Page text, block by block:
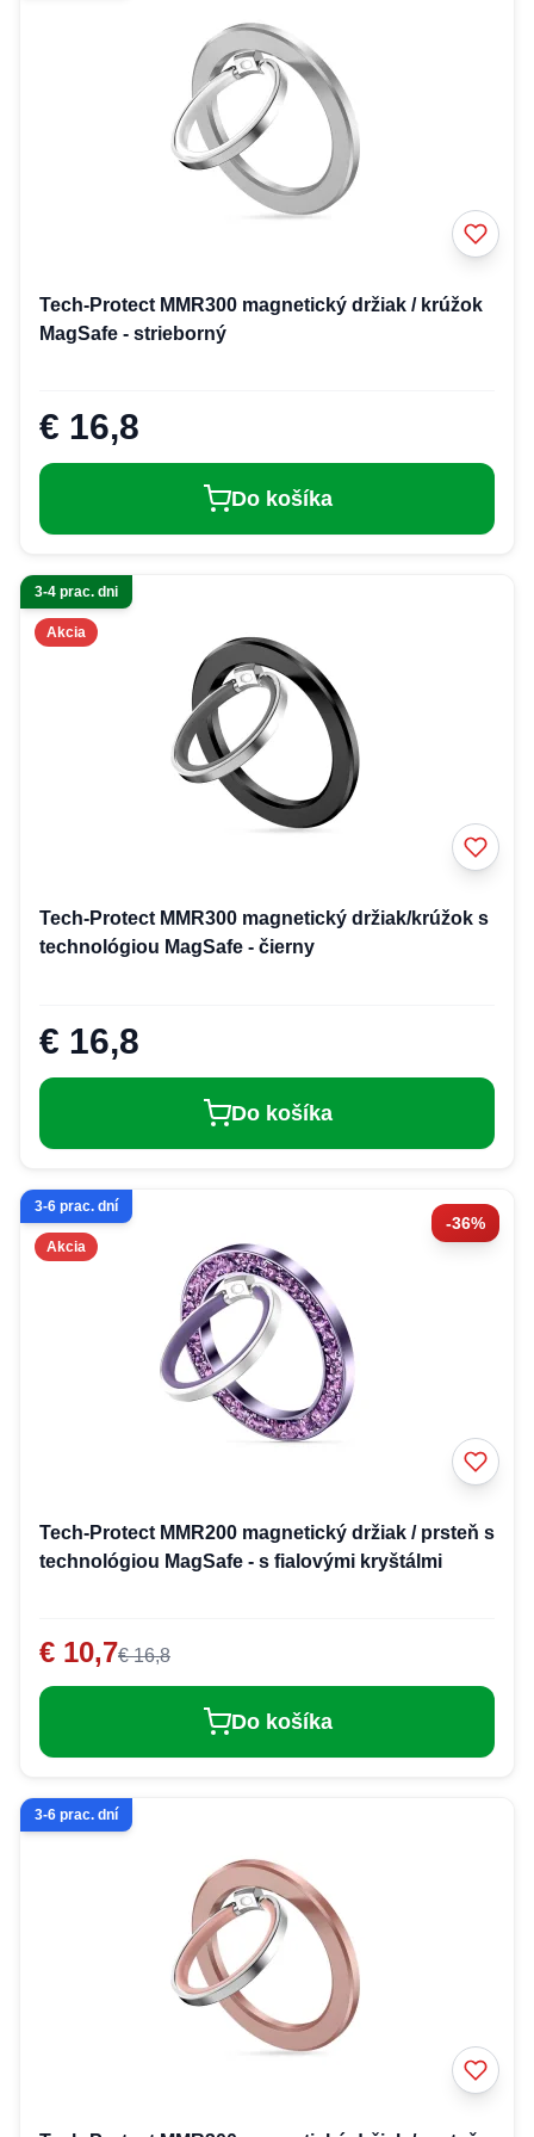
Tech-Protect MMR300 magnetický držiak / krúžok
MagSafe - strieborný
€ 16,8
Do košíka
Akcia
3-4 prac. dni
Tech-Protect MMR300 magnetický držiak/krúžok s
technológiou MagSafe - čierny
€ 16,8
Do košíka
Akcia
-36%
3-6 prac. dní
Tech-Protect MMR200 magnetický držiak / prsteň s
technológiou MagSafe - s fialovými kryštálmi
€ 10,7€ 16,8
Do košíka
3-6 prac. dní